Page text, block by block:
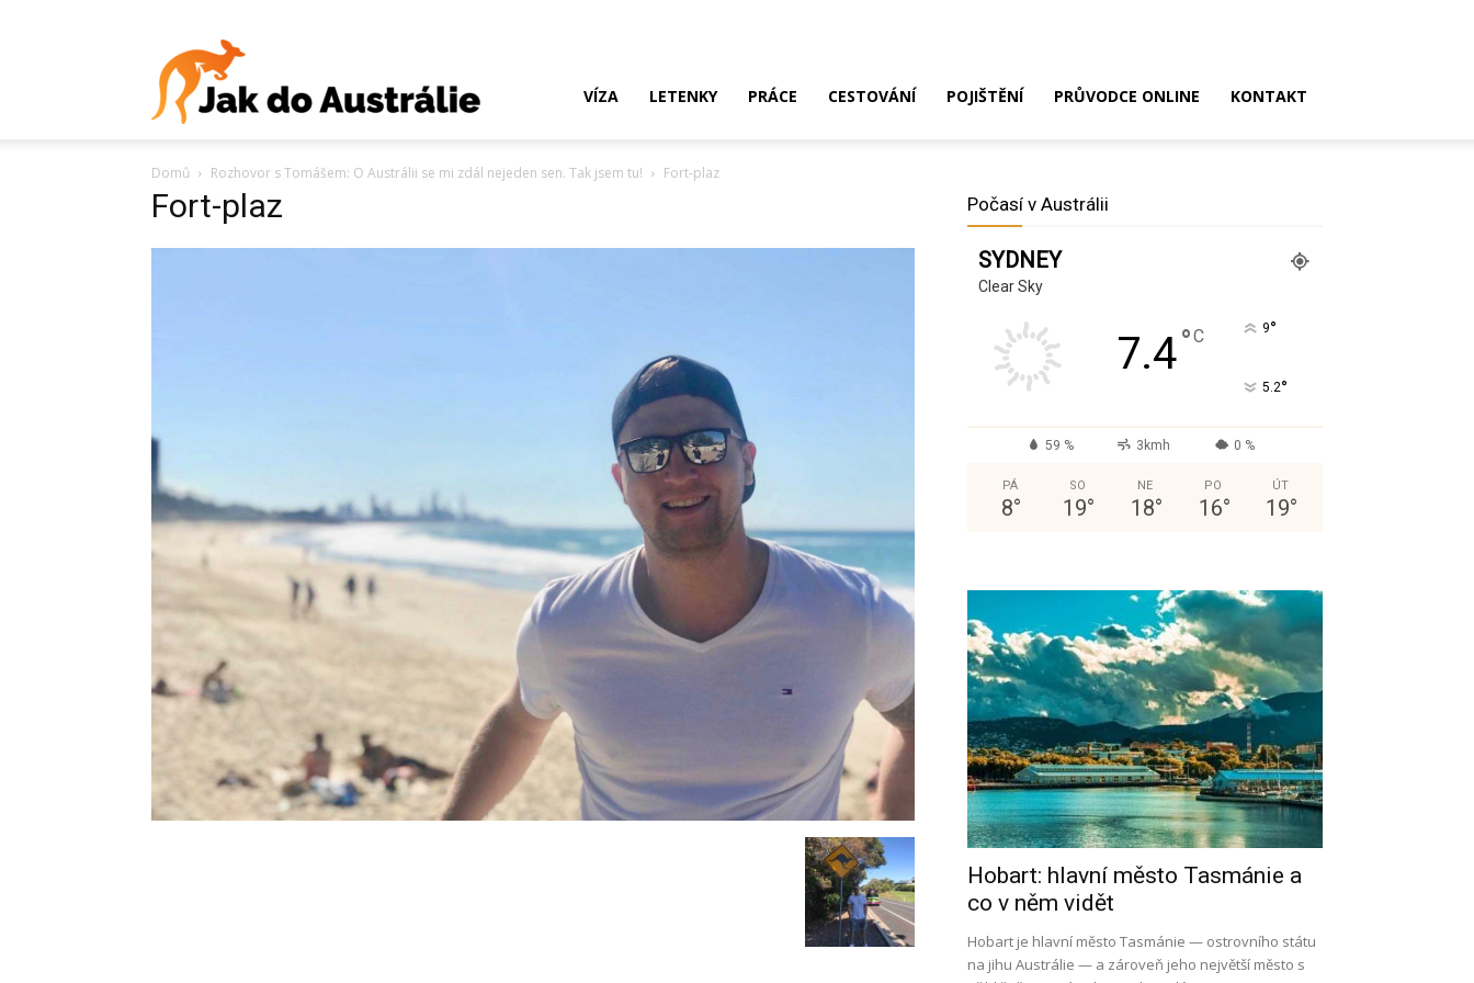
letenky,
studium
VÍZA LETENKY PRÁCE CESTOVÁNÍ POJIŠTĚNÍ PRŮVODCE ONLINE KONTAKT
Domů Rozhovor s Tomášem: O Austrálii se mi zdál nejeden sen. Tak jsem tu! Fort-plaz
Fort-plaz Počasí v Austrálii
SYDNEY
Clear Sky
7.4°C 9°
5.2°
59 % 3kmh 0 %
PÁ
8°
SO
19°
NE
18°
PO
16°
ÚT
19°
Hobart: hlavní město Tasmánie a
co v něm vidět
Hobart je hlavní město Tasmánie — ostrovního státu
na jihu Austrálie — a zároveň jeho největší město s